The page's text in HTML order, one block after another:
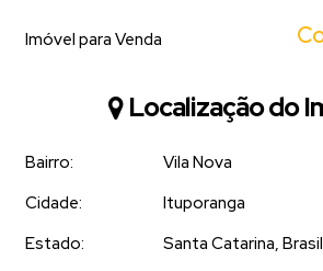
Imóvel para Venda
Localização do
Bairro:
Vila Nova
Cidade:
Ituporanga
Estado:
Santa Catarina, Brasil